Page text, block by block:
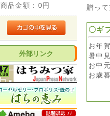
商品金額： 0円
外部リンク
贈っ
〇ギ
お年賀
暑中
お中元
お歳暮